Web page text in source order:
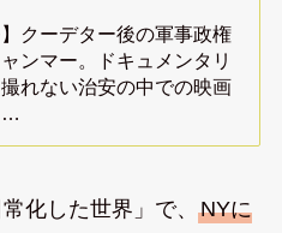
】クーデター後の軍事政権
ンマー。ドキュメンタリ
れない治安の中での映画
…
化した世界」で、 NYに